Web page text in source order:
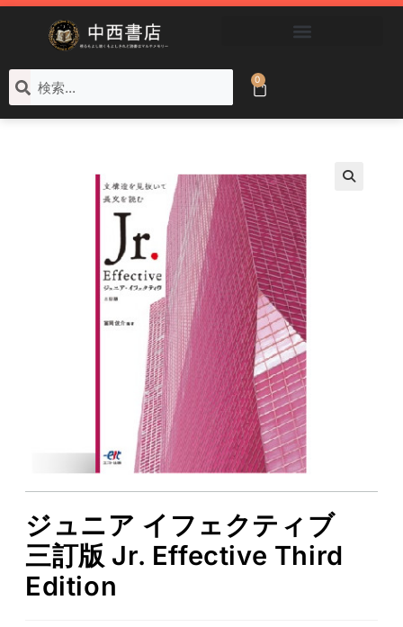
0
ジュニア イフェクティブ
三訂版 Jr. Effective Third
Edition